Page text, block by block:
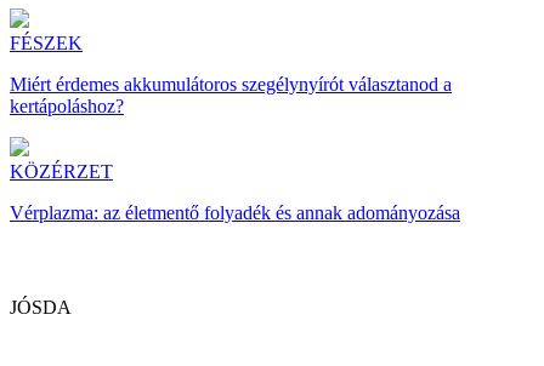
FÉSZEK
Miért érdemes akkumulátoros szegélynyírót választanod a
kertápoláshoz?
KÖZÉRZET
Vérplazma: az életmentő folyadék és annak adományozása
JÓSDA